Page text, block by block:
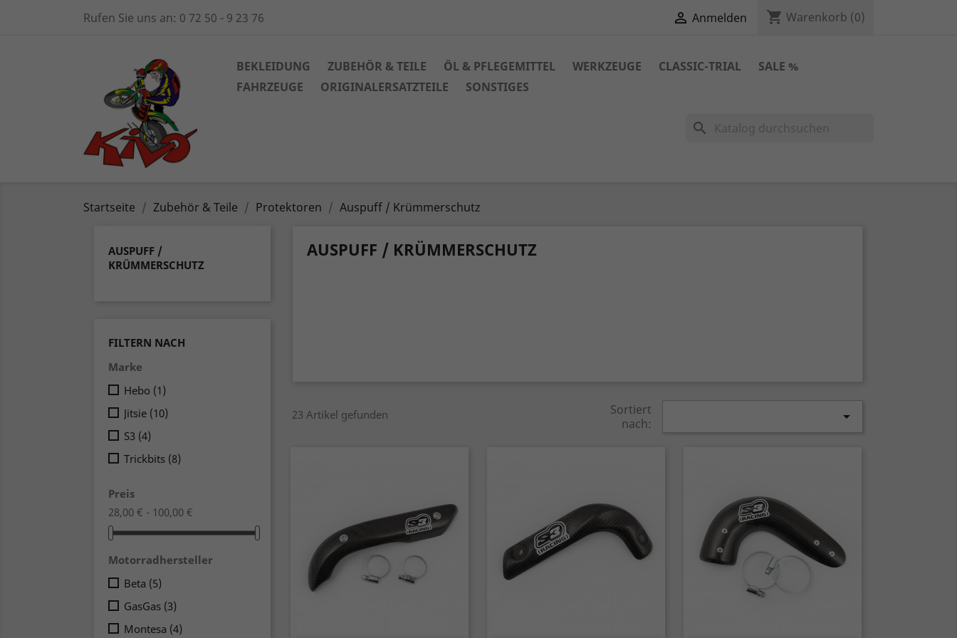
Rufen Sie uns an: 0 72 50 - 9 23 76  Anmelden shopping_cart Warenkorb (0)
BEKLEIDUNG ZUBEHÖR & TEILE ÖL & PFLEGEMITTEL WERKZEUGE CLASSIC-TRIAL
SALE %
FAHRZEUGE
ORIGINALERSATZTEILE SONSTIGES
search
Startseite Zubehör & Teile Protektoren Auspuff / Krümmerschutz
AUSPUFF /
KRÜMMERSCHUTZ
FILTERN NACH
Marke
Hebo (1)
Jitsie (10)
S3 (4)
Trickbits (8)
Preis
28,00 € - 100,00 €
Motorradhersteller
Beta (5)
GasGas (3)
Montesa (4)
AUSPUFF / KRÜMMERSCHUTZ
23 Artikel gefunden
Sortiert
nach:
